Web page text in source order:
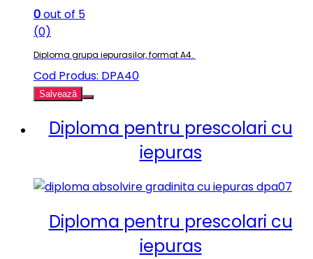
0out of 5
(0)
Diploma grupa iepurasilor, format A4.
Cod Produs: DPA40
Salvează
Diploma pentru prescolari cu
iepuras
Diploma pentru prescolari cu
iepuras